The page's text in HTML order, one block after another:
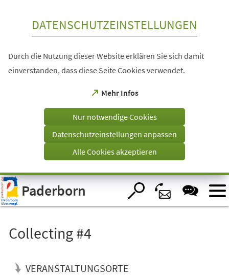
Visuelle
Assistenzsoftware
öffnen.
DATENSCHUTZEINSTELLUNGEN
Durch die Nutzung dieser Website erklären Sie sich damit
einverstanden, dass diese Seite Cookies verwendet.
Mehr Infos
(Öffnet
einem
Tab)
Nur notwendige Cookies
Datenschutzeinstellungen anpassen
Alle Cookies akzeptieren
Paderborn
Collecting #4
VERANSTALTUNGSORTE